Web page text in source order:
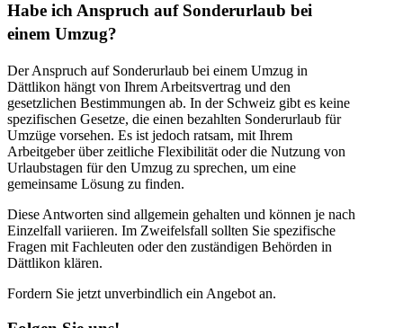
Habe ich Anspruch auf Sonderurlaub bei
einem Umzug?
Der Anspruch auf Sonderurlaub bei einem Umzug in
Dättlikon hängt von Ihrem Arbeitsvertrag und den
gesetzlichen Bestimmungen ab. In der Schweiz gibt es keine
spezifischen Gesetze, die einen bezahlten Sonderurlaub für
Umzüge vorsehen. Es ist jedoch ratsam, mit Ihrem
Arbeitgeber über zeitliche Flexibilität oder die Nutzung von
Urlaubstagen für den Umzug zu sprechen, um eine
gemeinsame Lösung zu finden.
Diese Antworten sind allgemein gehalten und können je nach
Einzelfall variieren. Im Zweifelsfall sollten Sie spezifische
Fragen mit Fachleuten oder den zuständigen Behörden in
Dättlikon klären.
Fordern Sie jetzt unverbindlich ein Angebot an.